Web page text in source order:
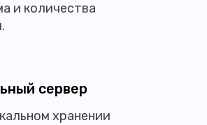
и количества
сервер
хранении